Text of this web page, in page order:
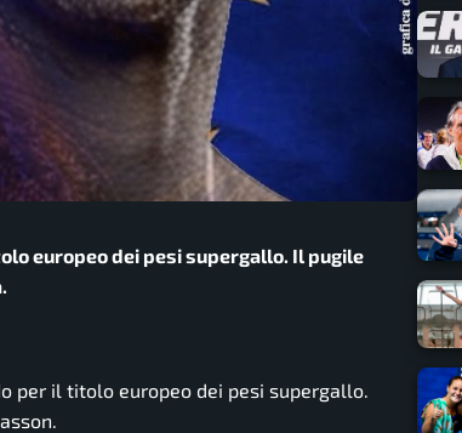
europeo dei pesi supergallo. Il pugile
per il titolo europeo dei pesi supergallo.